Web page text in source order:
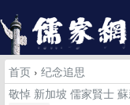
首页 › 纪念追思
敬悼 新加坡 儒家賢士